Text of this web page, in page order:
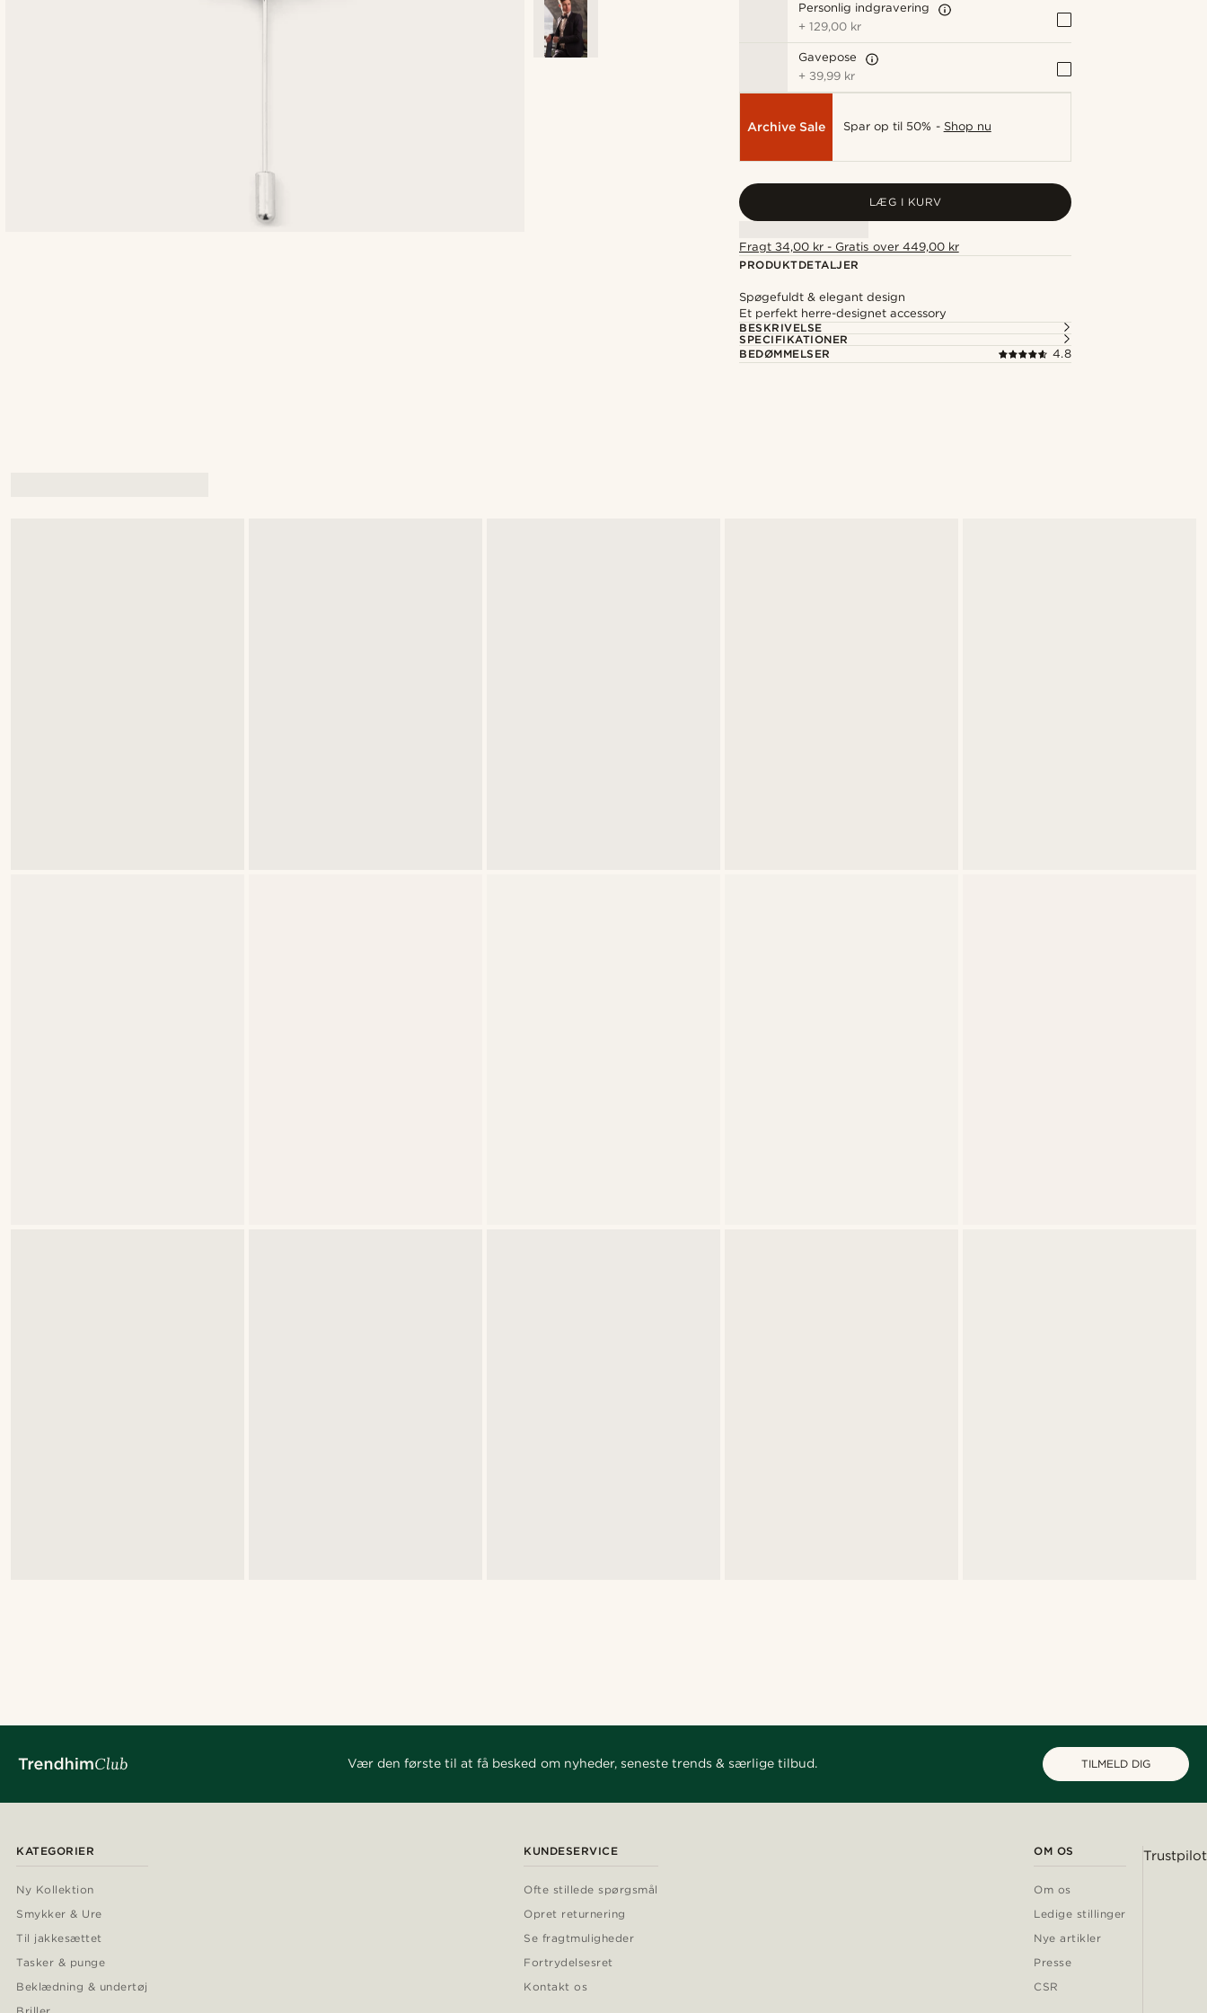
Personlig indgravering
+129,00 kr
Gavepose
+ 39,99 kr
Archive Sale Spar op til 50% - Shop nu
LÆG I KURV
Fragt 34,00 kr - Gratis over 449,00 kr
PRODUKTDETALJER
Spøgefuldt & elegant design
Et perfekt herre-designet accessory
BESKRIVELSE
SPECIFIKATIONER
BEDØMMELSER
4.8
Vær den første til at få besked om nyheder, seneste trends & særlige tilbud. TILMELD DIG
KATEGORIER
Ny Kollektion
Smykker & Ure
Til jakkesættet
Tasker & punge
Beklædning & undertøj
KUNDESERVICE
Ofte stillede spørgsmål
Opret returnering
Se fragtmuligheder
Fortrydelsesret
Kontakt os
OM OS
Om os
Ledige stillinger
Nye artikler
Presse
CSR
Trustpilot